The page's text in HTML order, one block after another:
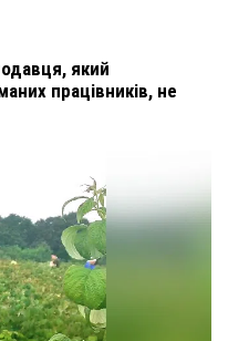
який
працівників, не